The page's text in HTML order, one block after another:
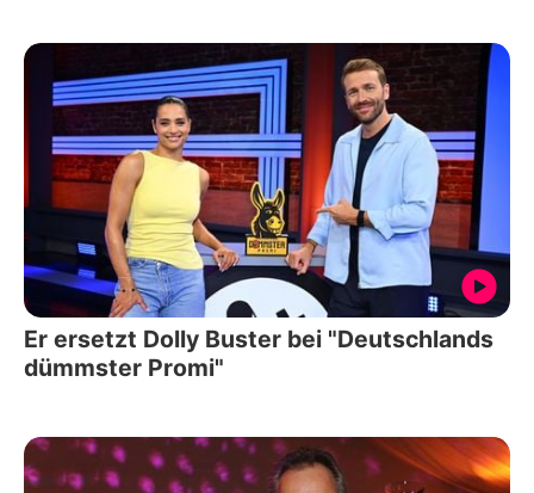
Er ersetzt Dolly Buster bei "Deutschlands
dümmster Promi"